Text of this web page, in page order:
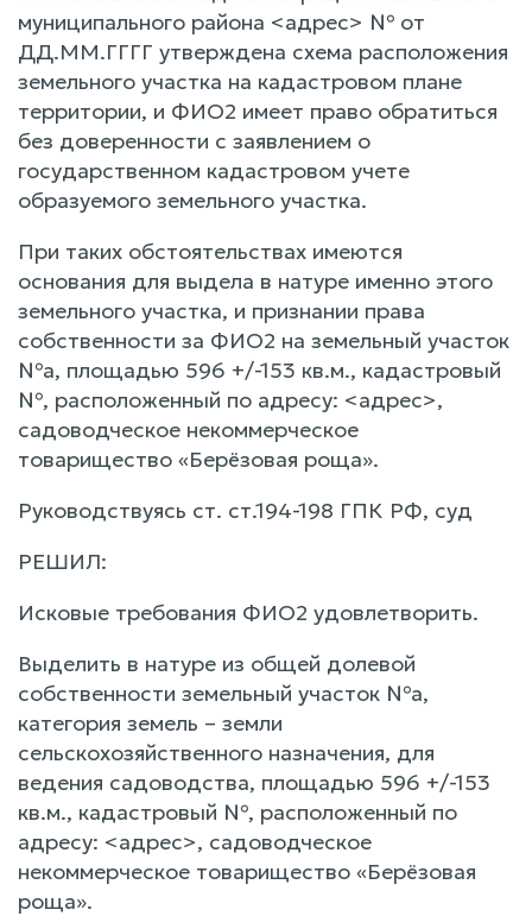
муниципального района <адрес> № от
ДД.ММ.ГГГГ утверждена схема расположения
земельного участка на кадастровом плане
территории, и ФИО2 имеет право обратиться
без доверенности с заявлением о
государственном кадастровом учете
образуемого земельного участка.
При таких обстоятельствах имеются
основания для выдела в натуре именно этого
земельного участка, и признании права
собственности за ФИО2 на земельный участок
№а, площадью 596 +/-153 кв.м., кадастровый
№, расположенный по адресу: <адрес>,
садоводческое некоммерческое
товарищество «Берёзовая роща».
Руководствуясь ст. ст.194-198 ГПК РФ, суд
РЕШИЛ:
Исковые требования ФИО2 удовлетворить.
Выделить в натуре из общей долевой
собственности земельный участок №а,
категория земель – земли
сельскохозяйственного назначения, для
ведения садоводства, площадью 596 +/-153
кв.м., кадастровый №, расположенный по
адресу: <адрес>, садоводческое
некоммерческое товарищество «Берёзовая
роща».